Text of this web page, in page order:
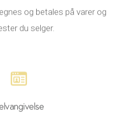
og betales på varer og
du selger.